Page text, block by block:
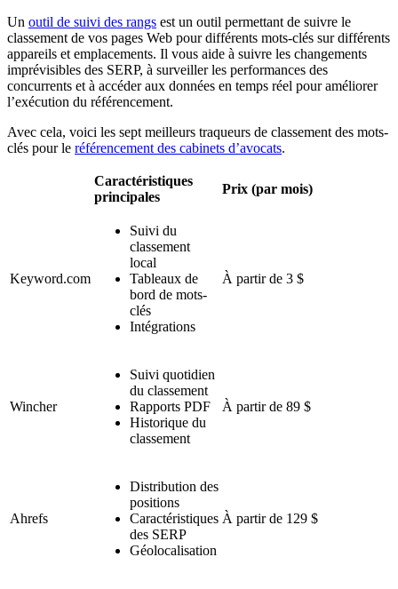
Un outil de suivi des rangs est un outil permettant de suivre le
classement de vos pages Web pour différents mots-clés sur différents
appareils et emplacements. Il vous aide à suivre les changements
imprévisibles des SERP, à surveiller les performances des
concurrents et à accéder aux données en temps réel pour améliorer
l’exécution du référencement.
Avec cela, voici les sept meilleurs traqueurs de classement des mots-
clés pour le référencement des cabinets d’avocats.
Caractéristiques
principales
Prix (par mois)
Keyword.com
Suivi du
classement
local
Tableaux de
bord de mots-
clés
Intégrations
À partir de 3 $
Wincher
Suivi quotidien
du classement
Rapports PDF
Historique du
classement
À partir de 89 $
Ahrefs
Distribution des
positions
Caractéristiques
des SERP
Géolocalisation
À partir de 129 $